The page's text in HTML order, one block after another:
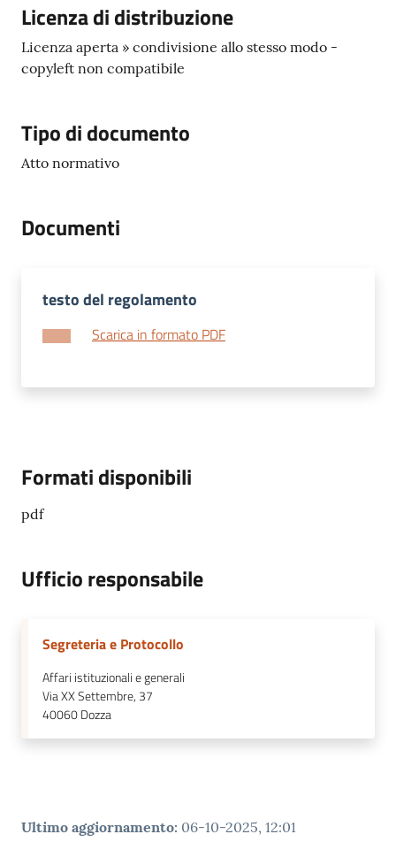
Descrizione
Licenza di distribuzione
Licenza aperta » condivisione allo stesso modo -
copyleft non compatibile
Tipo di documento
Atto normativo
Documenti
testo del regolamento
Scarica in formato PDF
Formati disponibili
pdf
Ufficio responsabile
Segreteria e Protocollo
Affari istituzionali e generali
Via XX Settembre, 37
40060Dozza
Ultimo aggiornamento: 06-10-2025, 12:01